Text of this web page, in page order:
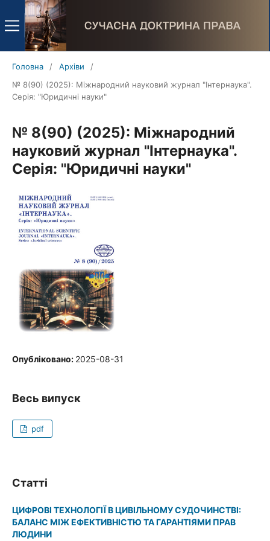
Головна / Архіви
/
№ 8(90) (2025): Міжнародний науковий журнал "Інтернаука".
Серія: "Юридичні науки"
№ 8(90) (2025): Міжнародний
науковий журнал "Інтернаука".
Серія: "Юридичні науки"
Опубліковано: 2025-08-31
Весь випуск
pdf
Статті
ЦИФРОВІ ТЕХНОЛОГІЇ В ЦИВІЛЬНОМУ СУДОЧИНСТВІ:
БАЛАНС МІЖ ЕФЕКТИВНІСТЮ ТА ГАРАНТІЯМИ ПРАВ
ЛЮДИНИ